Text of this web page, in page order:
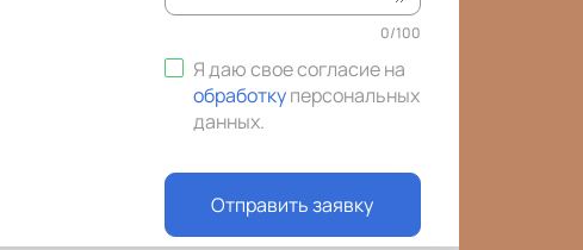
0/100
Я даю свое согласие на
обработку персональных
данных.
Отправить заявку